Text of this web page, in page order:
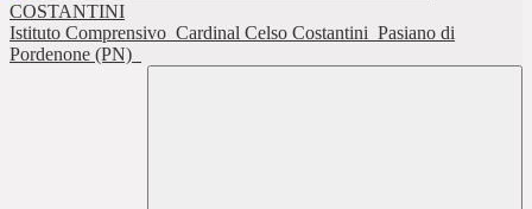
Istituto Comprensivo Cardinal Celso Costantini Pasiano di
Pordenone (PN)